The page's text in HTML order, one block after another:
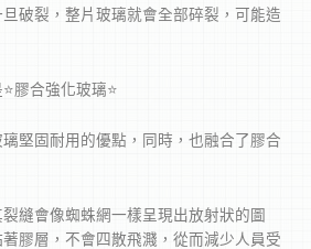
破裂，整片玻璃就會全部碎裂，可能造
膠合強化玻璃⭐️
堅固耐用的優點，同時，也融合了膠合
縫會像蜘蛛網一樣呈現出放射狀的圖
膠層，不會四散飛濺，從而減少人員受